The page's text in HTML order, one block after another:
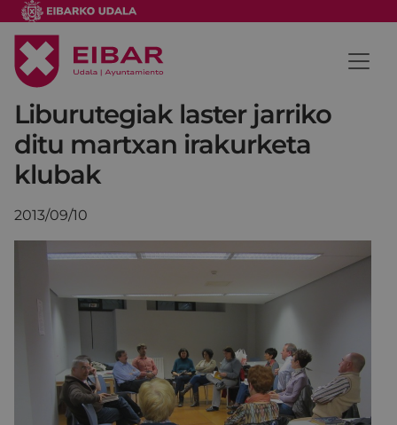
Liburutegiak laster jarriko
ditu martxan irakurketa
klubak
2013/09/10